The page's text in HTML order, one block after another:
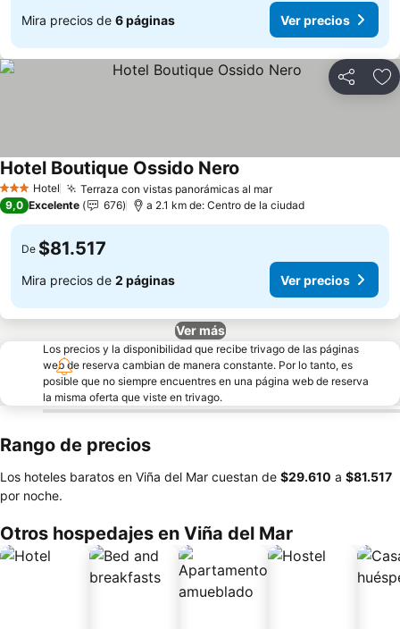
Mira precios de 6 páginas Ver precios
Compartir
3 Estrellas
Hotel Terraza con vistas panorámicas al mar
Hotel Boutique Ossido Nero
9,0 Excelente 676 a 2.1 km de: Centro de la ciudad
De $81.517
Mira precios de 2 páginas Ver precios
Ver más
Los precios y la disponibilidad que recibe trivago de las páginas
web de reserva cambian de manera constante. Por lo tanto, es
posible que no siempre encuentres en una página web de reserva
la misma oferta que viste en trivago.
Rango de precios
Los hoteles baratos en Viña del Mar cuestan de ‎$29.610 a ‎$81.517
por noche.
Otros hospedajes en Viña del Mar